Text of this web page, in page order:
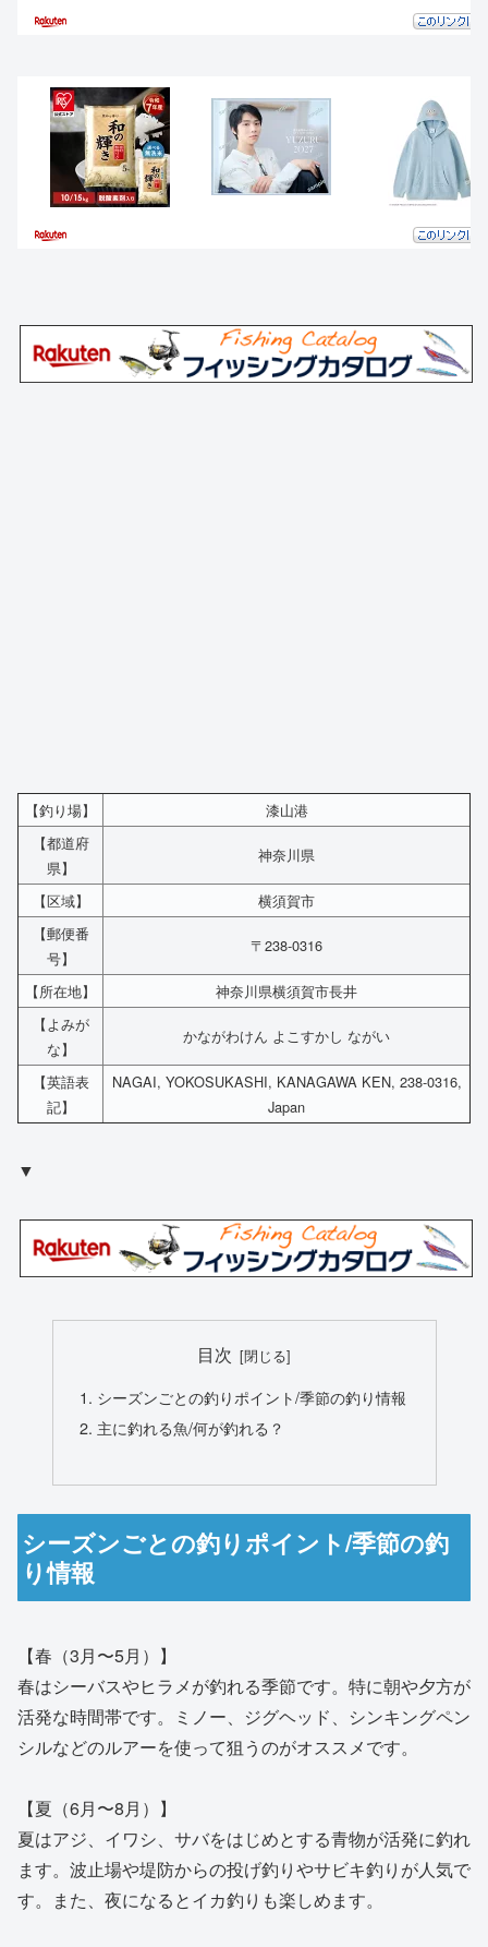
【釣り場】
漆山港
【都道府
県】
神奈川県
【区域】
横須賀市
【郵便番
号】
〒238-0316
【所在地】
神奈川県横須賀市長井
【よみが
な】
かながわけん よこすかし ながい
【英語表
記】
NAGAI, YOKOSUKASHI, KANAGAWA KEN, 238-0316,
Japan
▼
目次
シーズンごとの釣りポイント/季節の釣り情報
主に釣れる魚/何が釣れる？
シーズンごとの釣りポイント/季節の釣
り情報
【春（3月〜5月）】
春はシーバスやヒラメが釣れる季節です。特に朝や夕方が
活発な時間帯です。ミノー、ジグヘッド、シンキングペン
シルなどのルアーを使って狙うのがオススメです。
【夏（6月〜8月）】
夏はアジ、イワシ、サバをはじめとする青物が活発に釣れ
ます。波止場や堤防からの投げ釣りやサビキ釣りが人気で
す。また、夜になるとイカ釣りも楽しめます。